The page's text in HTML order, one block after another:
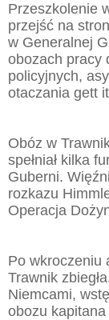
Przeszkolenie
przejść na
w Generalnej
obozach pracy
policyjnych,
otaczania gett
Obóz w
spełniał kilka
Guberni.
rozkazu
Operacja
Po wkroczeniu
Trawnik
Niemcami,
obozu